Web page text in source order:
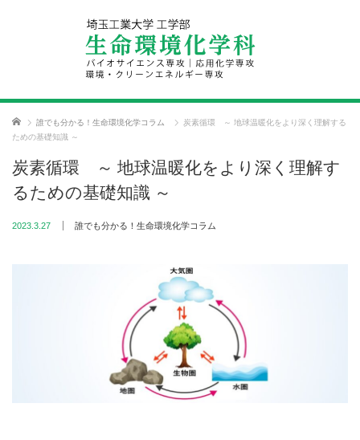
ホーム 誰でも分かる！生命環境化学コラム
炭素循環 ～ 地球温暖化をより深く理解する
ための基礎知識 ～
炭素循環 ～ 地球温暖化をより深く理解す
るための基礎知識 ～
2023.3.27 誰でも分かる！生命環境化学コラム